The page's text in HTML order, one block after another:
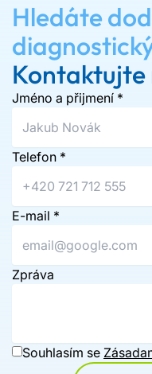
Hledáte
Kontaktujte
Jméno a přijmení *
Telefon *
E-mail *
Zpráva
Souhlasím se